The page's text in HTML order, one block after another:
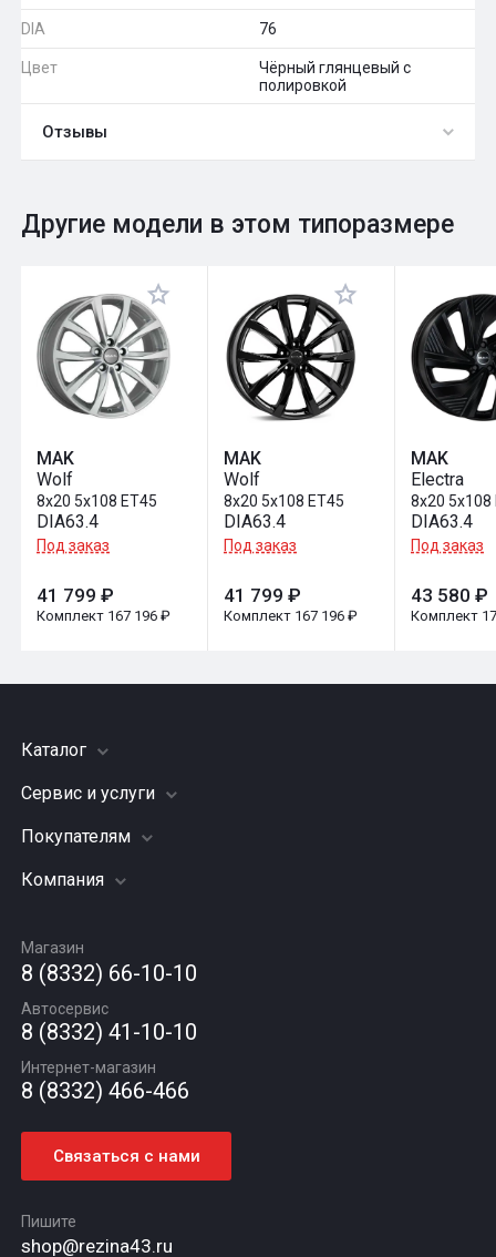
DIA 76
Цвет
Чёрный глянцевый с
полировкой
Отзывы
Оставить отзыв
Общий рейтинг 0
Другие модели в этом типоразмере
MAK
Wolf
8x20 5x108 ET45
DIA63.4
Под заказ
41 799 ₽
Комплект 167 196 ₽
MAK
Wolf
8x20 5x108 ET45
DIA63.4
Под заказ
41 799 ₽
Комплект 167 196 ₽
MAK
Electra
8x20 5x108
DIA63.4
Под заказ
43 580 ₽
Комплект
Каталог
Шины
Грузовые шины
Диски
Автомасла
Сервис и услуги
Заправка кондиционера
Подвеска (ходовая часть)
Шиномонтаж
Покупателям
Акции
Гарантии и возврат
Компания
Вакансии
Новости
Статьи
Контакты
Магазин
8 (8332) 66-10-10
Автосервис
8 (8332) 41-10-10
Интернет-магазин
8 (8332) 466-466
Связаться с нами
Пишите
shop@rezina43.ru